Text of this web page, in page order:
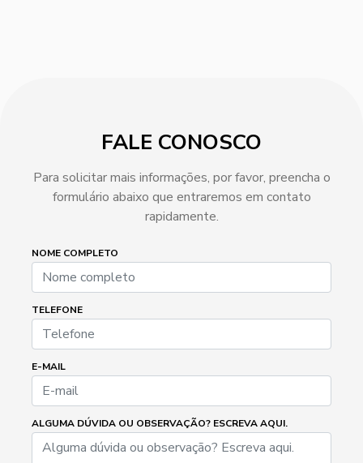
FALE CONOSCO
Para solicitar mais informações, por favor, preencha o
formulário abaixo que entraremos em contato
rapidamente.
NOME COMPLETO
TELEFONE
E-MAIL
ALGUMA DÚVIDA OU OBSERVAÇÃO? ESCREVA AQUI.